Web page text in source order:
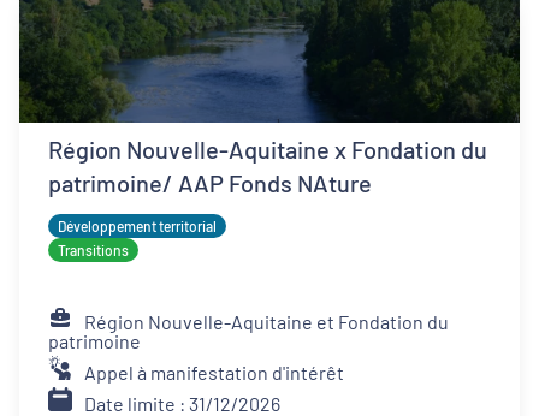
Région Nouvelle-Aquitaine x Fondation du
patrimoine/ AAP Fonds NAture
Développement territorial
Transitions
Région Nouvelle-Aquitaine et Fondation du
patrimoine
Appel à manifestation d'intérêt
Date limite : 31/12/2026